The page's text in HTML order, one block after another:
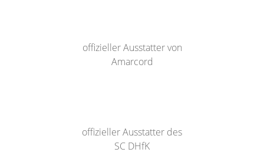
offizieller Ausstatter von
Amarcord
offizieller Ausstatter des
SC DHfK